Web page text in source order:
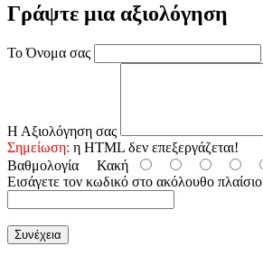
Γράψτε μια αξιολόγηση
Το Όνομα σας
Η Αξιολόγηση σας
Σημείωση: η HTML δεν επεξεργάζεται!
Βαθμολογία Κακή
Εισάγετε τον κωδικό στο ακόλουθο πλαίσιο
Συνέχεια